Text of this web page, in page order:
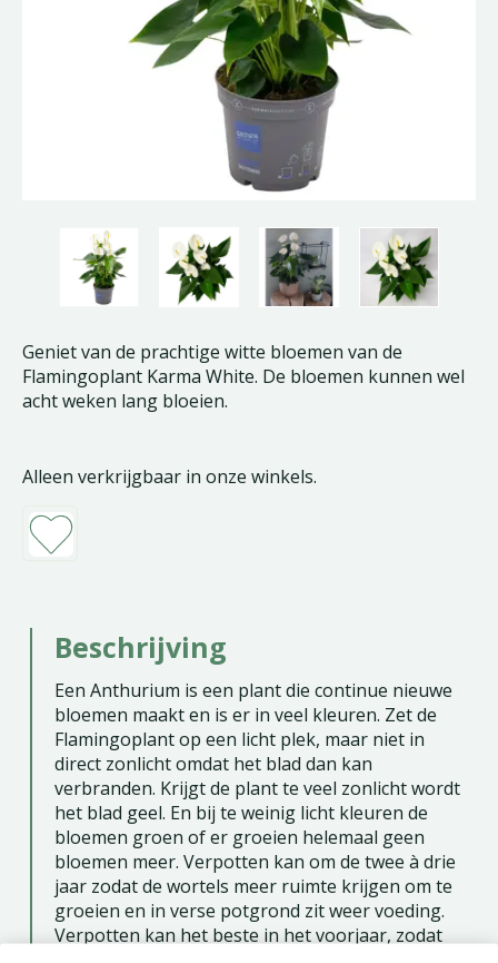
Geniet van de prachtige witte bloemen van de
Flamingoplant Karma White. De bloemen kunnen wel
acht weken lang bloeien.
Alleen verkrijgbaar in onze winkels.
Beschrijving
Een Anthurium is een plant die continue nieuwe
bloemen maakt en is er in veel kleuren. Zet de
Flamingoplant op een licht plek, maar niet in
direct zonlicht omdat het blad dan kan
verbranden. Krijgt de plant te veel zonlicht wordt
het blad geel. En bij te weinig licht kleuren de
bloemen groen of er groeien helemaal geen
bloemen meer. Verpotten kan om de twee à drie
jaar zodat de wortels meer ruimte krijgen om te
groeien en in verse potgrond zit weer voeding.
Verpotten kan het beste in het voorjaar, zodat